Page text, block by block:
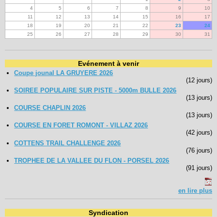
4
5 6 7 8 9
10
11
12 13 14 15 16
17
18
19 20 21 22 23
24
25
26 27 28 29 30 31
Evénement à venir
Coupe jounal LA GRUYERE 2026
(12 jours)
SOIREE POPULAIRE SUR PISTE - 5000m BULLE 2026
(13 jours)
COURSE CHAPLIN 2026
(13 jours)
COURSE EN FORET ROMONT - VILLAZ 2026
(42 jours)
COTTENS TRAIL CHALLENGE 2026
(76 jours)
TROPHEE DE LA VALLEE DU FLON - PORSEL 2026
(91 jours)
en lire plus
Syndication